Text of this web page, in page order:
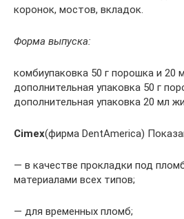
коронок, мостов, вкладок.
Форма выпуска:
комбиупаковка 50 г порошка и 20
дополнительная упаковка 50 г
дополнительная упаковка 20 мл
Cimex(фирма DentAmerica)
— в качестве прокладки под
материалами всех типов;
— для временных пломб;